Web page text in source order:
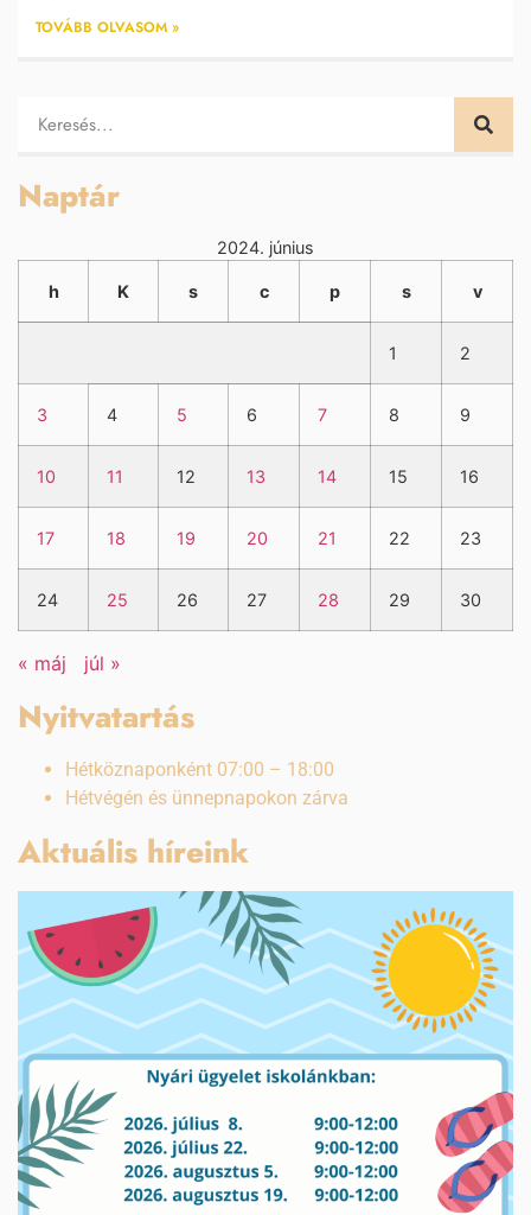
TOVÁBB OLVASOM »
Naptár
2024. június
h K s c p s v
1 2
3 4 5 6 7 8 9
10 11 12 13 14 15 16
17 18 19 20 21 22 23
24 25 26 27 28 29 30
« máj júl »
Nyitvatartás
Hétköznaponként 07:00 – 18:00
Hétvégén és ünnepnapokon zárva
Aktuális híreink